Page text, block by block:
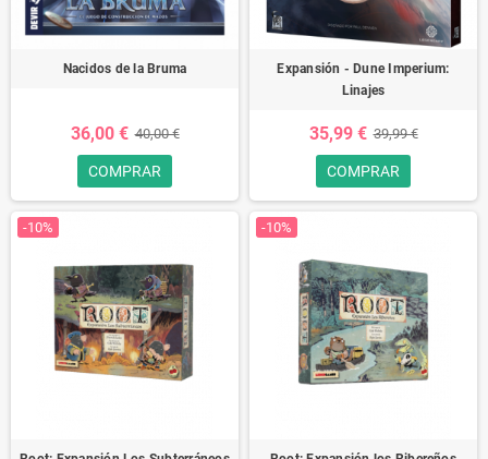
Nacidos de la Bruma
36,00 € 40,00 €
COMPRAR
Expansión - Dune Imperium:
Linajes
35,99 € 39,99 €
COMPRAR
-10% -10%